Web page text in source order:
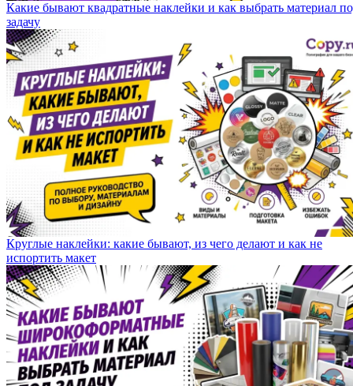
Какие бывают квадратные наклейки и как выбрать материал
задачу
Круглые наклейки: какие бывают, из чего делают и как не
испортить макет